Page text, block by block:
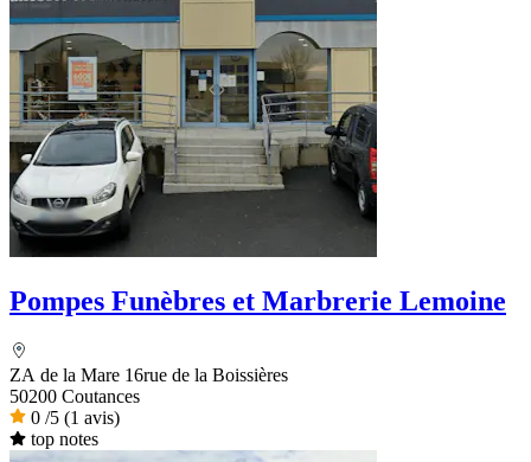
Pompes Funèbres et Marbrerie Lemoine
ZA de la Mare 16rue de la Boissières
50200 Coutances
0 /5 (1 avis)
top notes